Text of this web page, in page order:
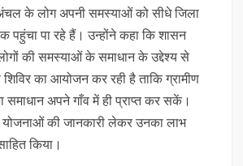
अंचल के लोग अपनी समस्याओं को सीधे जिला
पहुंचा पा रहे हैं। उन्होंने कहा कि शासन
की समस्याओं के समाधान के उद्देश्य से
का आयोजन कर रही है ताकि ग्रामीण
अपने गाँव में ही प्राप्त कर सकें।
योजनाओं की जानकारी लेकर उनका लाभ
किया।